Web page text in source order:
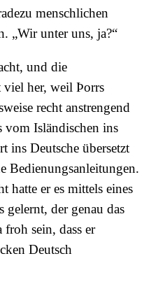
menschlichen
„Wir unter uns, ja?“
und die
her, weil Þorrs
recht anstrengend
vom Isländischen ins
ins Deutsche übersetzt
Bedienungsanleitungen.
hatte er es mittels eines
gelernt, der genau das
sein, dass er
Deutsch